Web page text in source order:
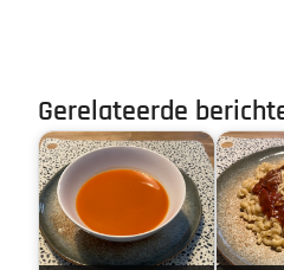
Gerelateerde